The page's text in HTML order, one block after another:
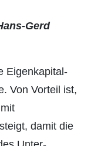
Gerd
Eigenkapital­
Von Vorteil ist,
damit die